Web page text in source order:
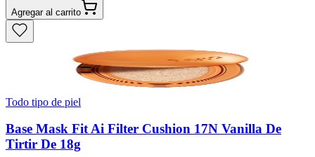
Agregar al carrito
Todo tipo de piel
Base Mask Fit Ai Filter Cushion 17N Vanilla De
Tirtir De 18g